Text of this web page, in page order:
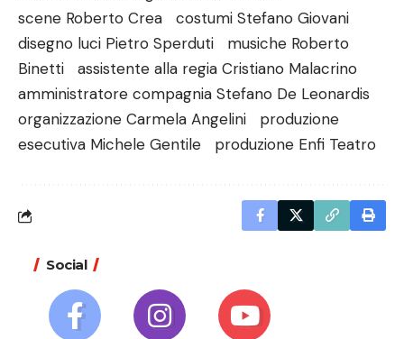
scene Roberto Crea costumi Stefano Giovani
disegno luci Pietro Sperduti musiche Roberto
Binetti assistente alla regia Cristiano Malacrino
amministratore compagnia Stefano De Leonardis
organizzazione Carmela Angelini produzione
esecutiva Michele Gentile produzione Enfi Teatro
Social